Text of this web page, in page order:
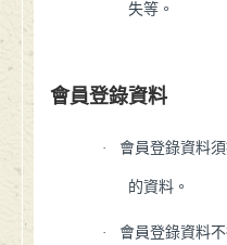
失等。
會員登錄資料
· 會員登錄資料
的資料。
· 會員登錄資料